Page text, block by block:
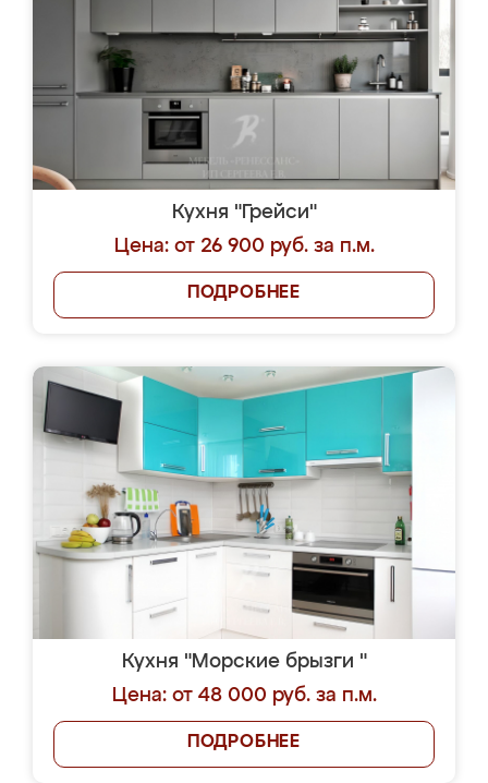
Кухня "Грейси"
Цена: от 26 900 руб. за п.м.
ПОДРОБНЕЕ
Кухня "Морские брызги "
Цена: от 48 000 руб. за п.м.
ПОДРОБНЕЕ